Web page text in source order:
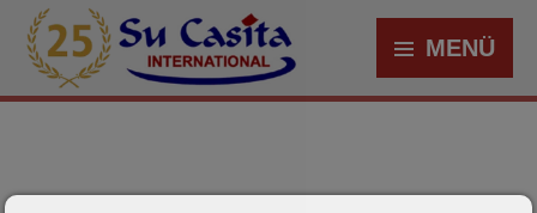
MENÜ